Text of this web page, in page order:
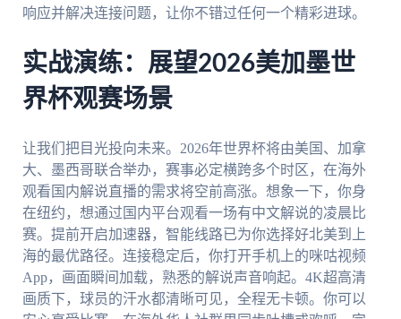
响应并解决连接问题，让你不错过任何一个精彩进球。
实战演练：展望2026美加墨世
界杯观赛场景
让我们把目光投向未来。2026年世界杯将由美国、加拿
大、墨西哥联合举办，赛事必定横跨多个时区，在海外
观看国内解说直播的需求将空前高涨。想象一下，你身
在纽约，想通过国内平台观看一场有中文解说的凌晨比
赛。提前开启加速器，智能线路已为你选择好北美到上
海的最优路径。连接稳定后，你打开手机上的咪咕视频
App，画面瞬间加载，熟悉的解说声音响起。4K超高清
画质下，球员的汗水都清晰可见，全程无卡顿。你可以